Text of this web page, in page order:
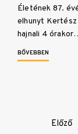
Életének 87.
elhunyt Kertész
hajnali 4
BŐVEBBEN
Page
Előző